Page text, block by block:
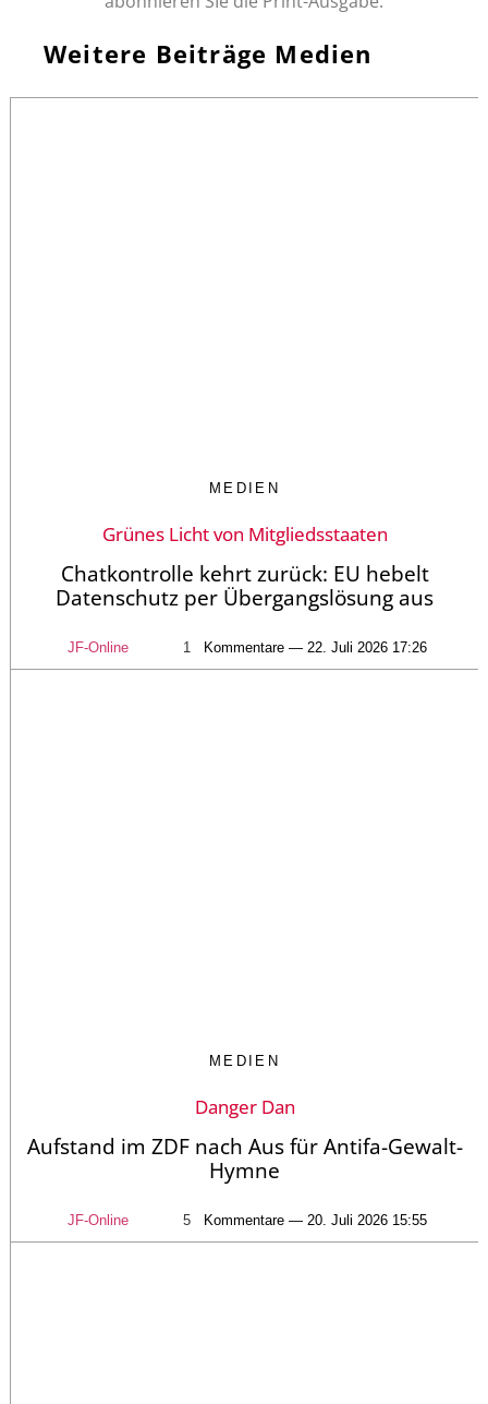
Weitere Beiträge Medien
MEDIEN
Grünes Licht von Mitgliedsstaaten
Chatkontrolle kehrt zurück: EU hebelt
Datenschutz per Übergangslösung aus
JF-Online 1 Kommentare — 22. Juli 2026 17:26
MEDIEN
Danger Dan
Aufstand im ZDF nach Aus für Antifa-Gewalt-
Hymne
JF-Online 5 Kommentare — 20. Juli 2026 15:55